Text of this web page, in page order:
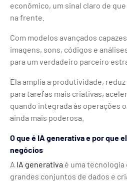
econômico, um sinal claro de
na frente.
Com modelos avançados
imagens, sons, códigos e
para um verdadeiro parceiro
Ela amplia a produtividade,
para tarefas mais criativas,
quando integrada às operações
ainda mais poderosa.
O que é IA generativa e por que
negócios
A IA generativa é uma tecnologia
grandes conjuntos de dados e